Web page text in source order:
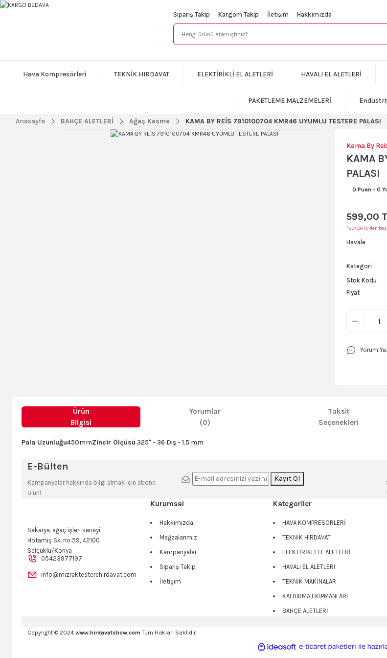
Sipariş Takip Kargom Takip İletişim Hakkımızda
Hava Kompresörleri TEKNİK HIRDAVAT ELEKTİRİKLİ EL ALETLERİ HAVALI EL ALETLERİ
PAKETLEME MALZEMELERİ
Anasayfa BAHÇE ALETLERİ Ağaç Kesme KAMA BY REİS 7910100704 KMR46 UYUMLU TESTERE PALASI
Kama By
KAMA
PALASI
0 Puan - 0
599,00
*204,06 TL den
Havale
Kategori
Stok Kodu
Fiyat
Yorum
Ürün
Bilgisi
Yorumlar
(0)
Taksit
Seçenekleri
Pala Uzunluğu450mmZincir Ölçüsü.325" - 36 Diş - 1.5 mm
Bu ürüne ilk yorumu siz yapın!
Bu ürünün fiyat bilgisi, resim, ürün açıklamalarında ve diğer konularda yetersiz gördüğünüz noktaları öneri formunu kullanarak
Ürün resmi kalitesiz, bozuk veya görüntülenemiyor.
Ürün bilgilerinde hatalar bulunuyor.
Ürün fiyatı diğer sitelerden daha pahalı.
Bu ürüne benzer farklı alternatifler olmalı.
Sitemize ilk yorumu siz yapın!
E-Bülten
Kampanyalar hakkında bilgi almak için abone
olun!
Kayıt Ol
Sakarya, ağaç işleri sanayi,
Hotamış Sk. no:59, 42100
Selçuklu/Konya
05423977197
info@mizraktesterehirdavat.com
Kurumsal
Hakkımızda
Mağzalarımız
Kampanyalar
Sipariş Takip
İletişim
Kategoriler
HAVA KOMPRESÖRLERİ
TEKNİK HIRDAVAT
ELEKTİRİKLİ EL ALETLERİ
HAVALI EL ALETLERİ
TEKNİK MAKİNALAR
KALDIRMA EKİPMANLARI
BAHÇE ALETLERİ
Copyright © 2024 www.hirdavatshow.com Tüm Hakları Saklıdır.
ideasoft
e-